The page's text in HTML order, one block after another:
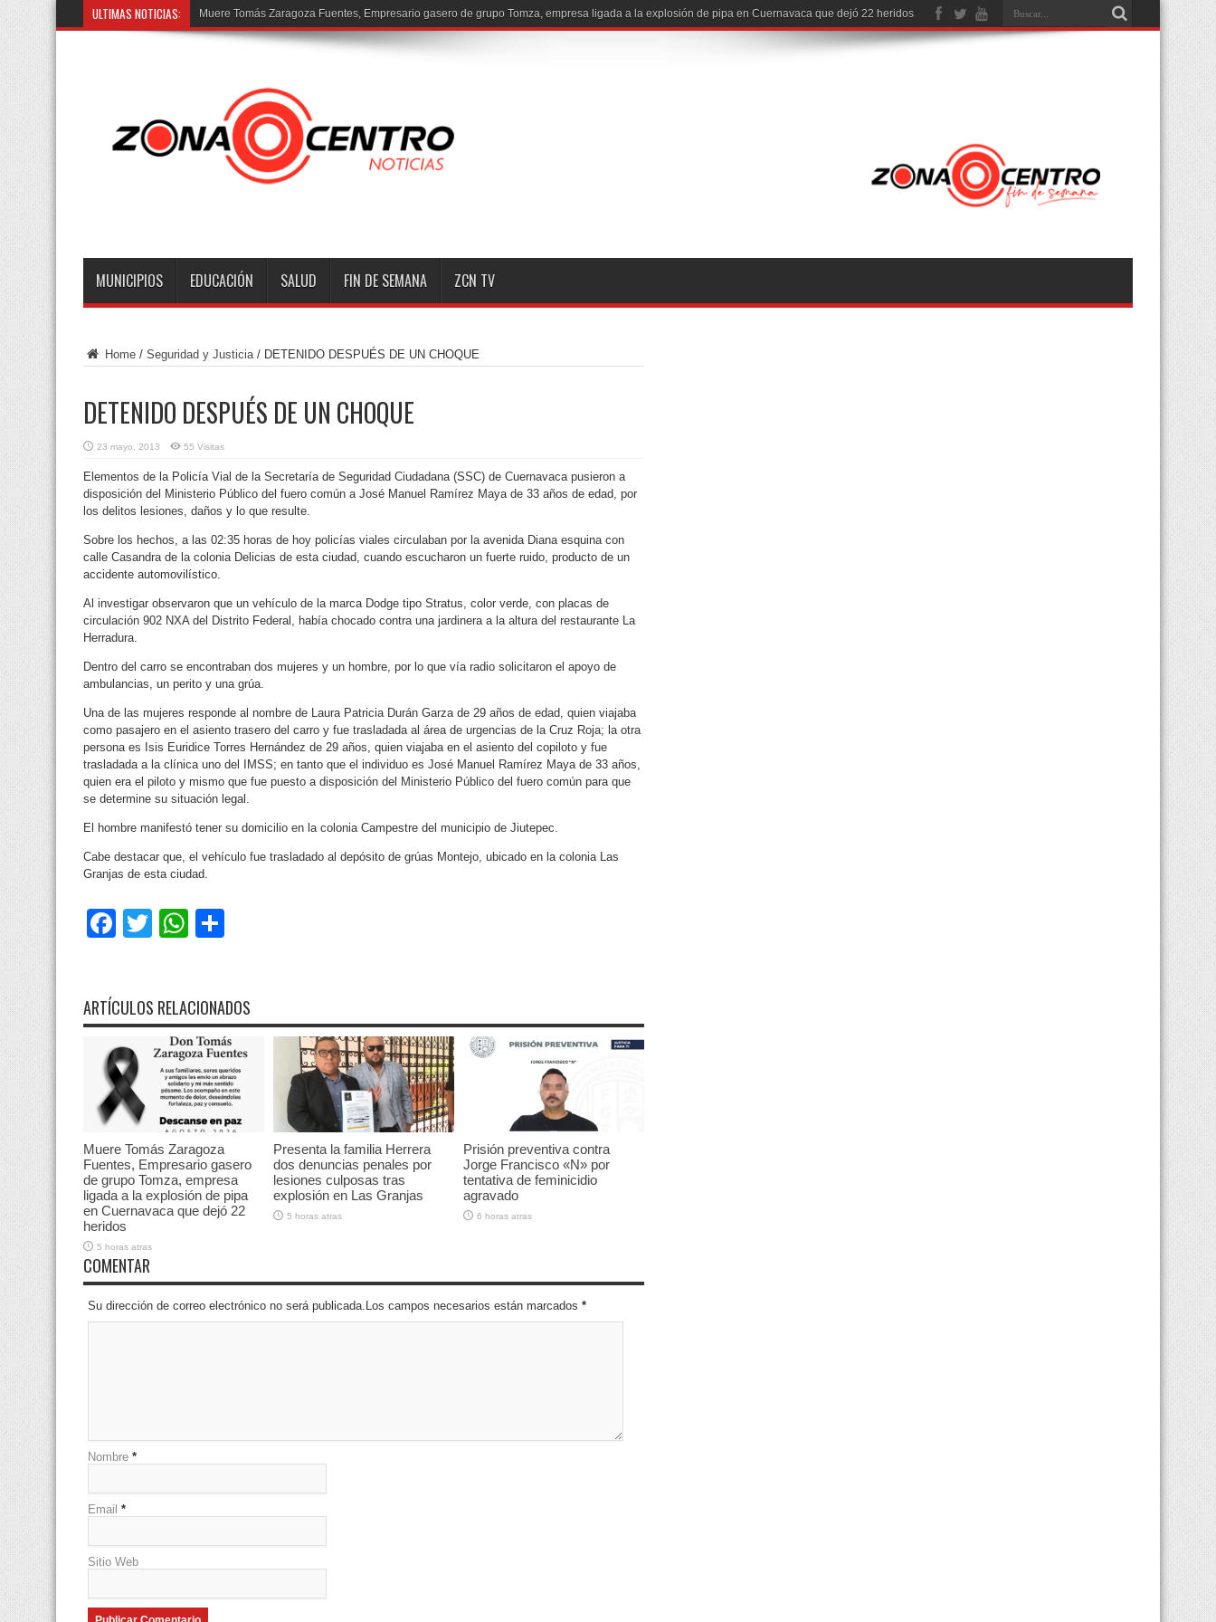
ULTIMAS NOTICIAS: Muere Tomás Zaragoza Fuentes, Empresario gasero de grupo Tomza, empresa ligada a la explosión de pipa en Cuernavaca que dejó 22 heridos
MUNICIPIOS EDUCACIÓN SALUD FIN DE SEMANA ZCN TV
Home / Seguridad y Justicia / DETENIDO DESPUÉS DE UN CHOQUE
DETENIDO DESPUÉS DE UN CHOQUE
23 mayo, 2013 55 Visitas
Elementos de la Policía Vial de la Secretaría de Seguridad Ciudadana (SSC) de Cuernavaca pusieron a
disposición del Ministerio Público del fuero común a José Manuel Ramírez Maya de 33 años de edad, por
los delitos lesiones, daños y lo que resulte.
Sobre los hechos, a las 02:35 horas de hoy policías viales circulaban por la avenida Diana esquina con
calle Casandra de la colonia Delicias de esta ciudad, cuando escucharon un fuerte ruido, producto de un
accidente automovilístico.
Al investigar observaron que un vehículo de la marca Dodge tipo Stratus, color verde, con placas de
circulación 902 NXA del Distrito Federal, había chocado contra una jardinera a la altura del restaurante La
Herradura.
Dentro del carro se encontraban dos mujeres y un hombre, por lo que vía radio solicitaron el apoyo de
ambulancias, un perito y una grúa.
Una de las mujeres responde al nombre de Laura Patricia Durán Garza de 29 años de edad, quien viajaba
como pasajero en el asiento trasero del carro y fue trasladada al área de urgencias de la Cruz Roja; la otra
persona es Isis Euridice Torres Hernández de 29 años, quien viajaba en el asiento del copiloto y fue
trasladada a la clínica uno del IMSS; en tanto que el individuo es José Manuel Ramírez Maya de 33 años,
quien era el piloto y mismo que fue puesto a disposición del Ministerio Público del fuero común para que
se determine su situación legal.
El hombre manifestó tener su domicilio en la colonia Campestre del municipio de Jiutepec.
Cabe destacar que, el vehículo fue trasladado al depósito de grúas Montejo, ubicado en la colonia Las
Granjas de esta ciudad.
Facebook
TwitterWhatsApp
ARTÍCULOS RELACIONADOS
Muere Tomás Zaragoza
Fuentes, Empresario gasero
de grupo Tomza, empresa
ligada a la explosión de pipa
en Cuernavaca que dejó 22
heridos
5 horas atras
Presenta la familia Herrera
dos denuncias penales por
lesiones culposas tras
explosión en Las Granjas
5 horas atras
Prisión preventiva contra
Jorge Francisco «N» por
tentativa de feminicidio
agravado
6 horas atras
COMENTAR
Su dirección de correo electrónico no será publicada.Los campos necesarios están marcados *
Nombre *
Email *
Sitio Web